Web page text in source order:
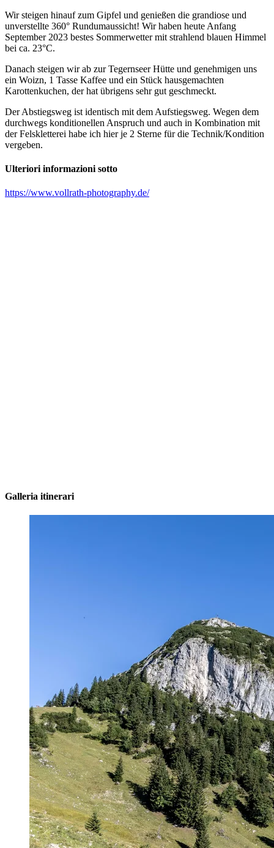
Wir steigen hinauf zum Gipfel und genießen die grandiose und
unverstellte 360° Rundumaussicht! Wir haben heute Anfang
September 2023 bestes Sommerwetter mit strahlend blauen Himmel
bei ca. 23°C.
Danach steigen wir ab zur Tegernseer Hütte und genehmigen uns
ein Woizn, 1 Tasse Kaffee und ein Stück hausgemachten
Karottenkuchen, der hat übrigens sehr gut geschmeckt.
Der Abstiegsweg ist identisch mit dem Aufstiegsweg. Wegen dem
durchwegs konditionellen Anspruch und auch in Kombination mit
der Felskletterei habe ich hier je 2 Sterne für die Technik/Kondition
vergeben.
Ulteriori informazioni sotto
https://www.vollrath-photography.de/
Galleria itinerari